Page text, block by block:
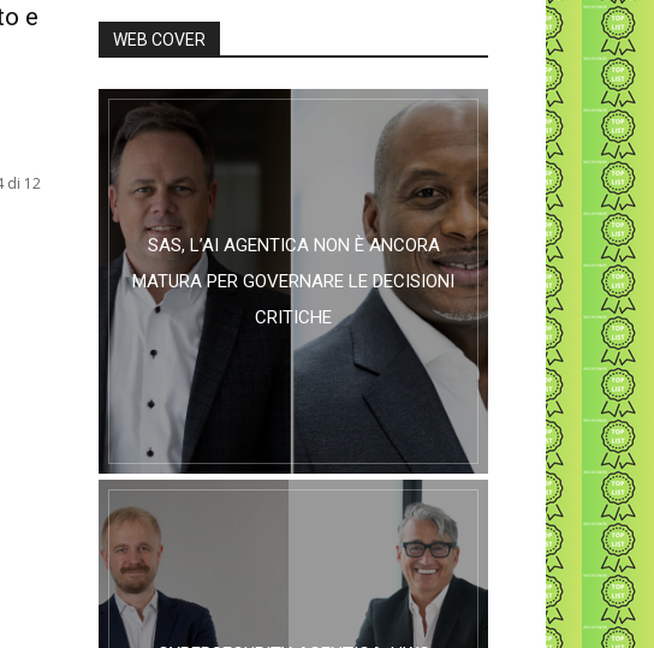
e
di 12
WEB COVER
SAS, L’AI AGENTICA NON È ANCORA
MATURA PER GOVERNARE LE DECISIONI
CRITICHE